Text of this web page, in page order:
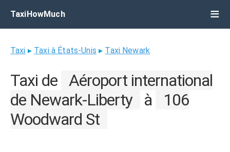
TaxiHowMuch
Taxi ▸ Taxi à États-Unis ▸ Taxi Newark
Taxi de Aéroport international
de Newark-Liberty
à
106
Woodward St